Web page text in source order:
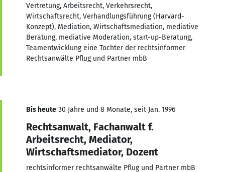
Vertretung, Arbeitsrecht, Verkehrsrecht,
Wirtschaftsrecht, Verhandlungsführung (Harvard-
Konzept), Mediation, Wirtschaftsmediation, mediative
Beratung, mediative Moderation, start-up-Beratung,
Teamentwicklung eine Tochter der rechtsinformer
Rechtsanwälte Pflug und Partner mbB
Bis heute 30 Jahre und 8 Monate, seit Jan. 1996
Rechtsanwalt, Fachanwalt f.
Arbeitsrecht, Mediator,
Wirtschaftsmediator, Dozent
rechtsinformer rechtsanwälte Pflug und Partner mbB